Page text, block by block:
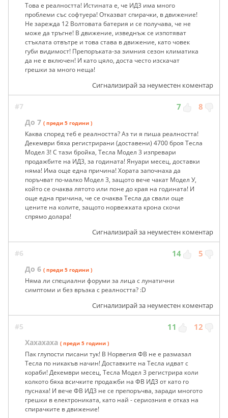
Това е реалността! Истината е, че ИД3 има много
проблеми със софтуера! Отказват спирачки, в движение!
Не зарежда 12 Волтовата батерия и се получава, че не
може да тръгне! В движение, изведнъж се изпотяват
стъклата отвътре и това става в движение, като човек
губи видимост! Препоръката-за зимния сезон климатика
да не е включен! И като цяло, доста често изскачат
грешки за много неща!
Сигнализирай за неуместен коментар
#7 7 8
До 7 ( преди 5 години )
Каква според теб е реалността? Аз ти я пиша реалността!
Декември бяха регистрирани (доставени) 4700 броя Тесла
Модел 3! С тази бройка, Тесла Модел 3 изпревари
продажбите на ИД3, за годината! Януари месец, доставки
няма! Има още една причина! Хората започнаха да
поръчват по-малко Модел 3, защото вече чакат Модел У,
който се очаква лятото или поне до края на годината! И
още една причина, че се очаква Тесла да свали още
цените на колите, защото норвежката крона скочи
спрямо долара!
Сигнализирай за неуместен коментар
#6 14 5
До 6 ( преди 5 години )
Няма ли специални форуми за лица с лунатични
симптоми и без връзка с реалността? :D
Сигнализирай за неуместен коментар
#5 11 12
Хахахаха ( преди 5 години )
Пак глупости писани тук! В Норвегия ФВ не е размазал
Тесла по никакъв начин! Доставките на Тесла идват с
кораби! Декември месец, Тесла Модел 3 регистрира коли
колкото бяха всичките продажби на ФВ ИД3 от като го
пуснаха! И вече ФВ ИД3 не се препоръчва, заради многото
грешки в електрониката, като най - сериозния е отказ на
спирачките в движение!